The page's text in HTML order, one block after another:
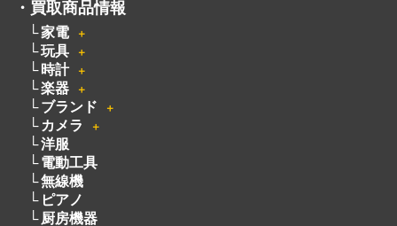
・ 買取商品情報
家電 ＋
玩具 ＋
時計 ＋
楽器 ＋
ブランド ＋
カメラ ＋
洋服
電動工具
無線機
ピアノ
厨房機器